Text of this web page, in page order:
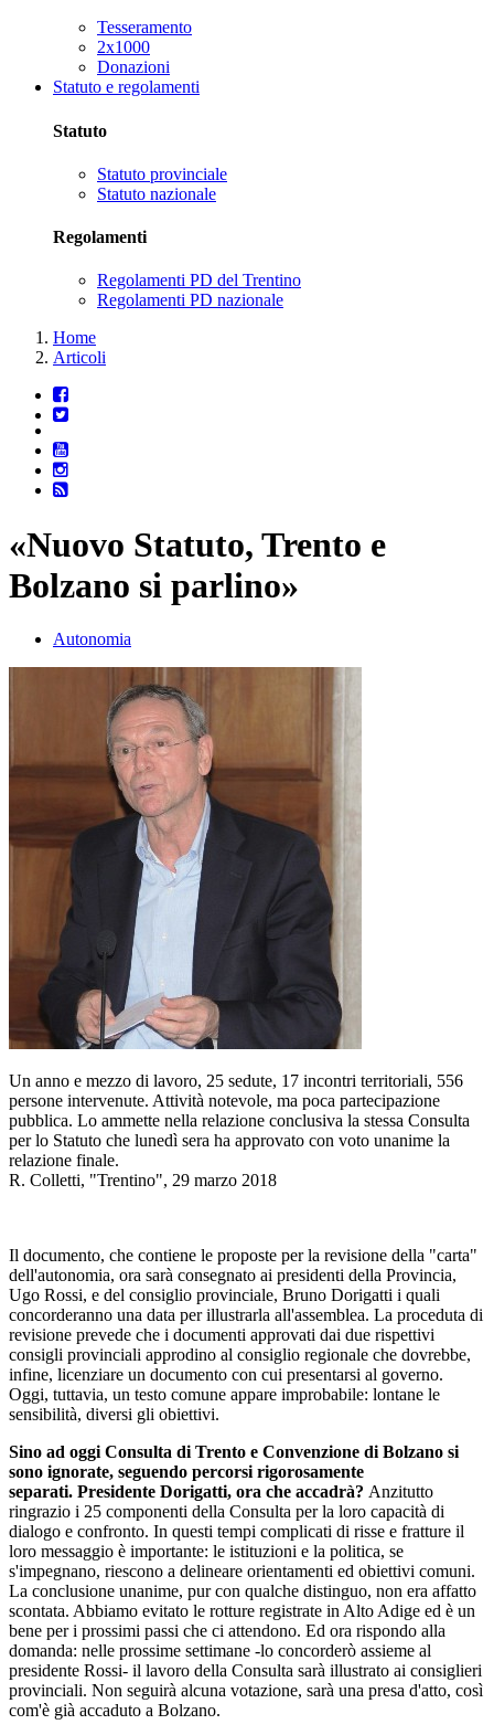
Tesseramento
2x1000
Donazioni
Statuto e regolamenti
Statuto
Statuto provinciale
Statuto nazionale
Regolamenti
Regolamenti PD del Trentino
Regolamenti PD nazionale
Home
Articoli
«Nuovo Statuto, Trento e
Bolzano si parlino»
Autonomia
Un anno e mezzo di lavoro, 25 sedute, 17 incontri territoriali, 556
persone intervenute. Attività notevole, ma poca partecipazione
pubblica. Lo ammette nella relazione conclusiva la stessa Consulta
per lo Statuto che lunedì sera ha approvato con voto unanime la
relazione finale.
R. Colletti, "Trentino", 29 marzo 2018
Il documento, che contiene le proposte per la revisione della "carta"
dell'autonomia, ora sarà consegnato ai presidenti della Provincia,
Ugo Rossi, e del consiglio provinciale, Bruno Dorigatti i quali
concorderanno una data per illustrarla all'assemblea. La proceduta di
revisione prevede che i documenti approvati dai due rispettivi
consigli provinciali approdino al consiglio regionale che dovrebbe,
infine, licenziare un documento con cui presentarsi al governo.
Oggi, tuttavia, un testo comune appare improbabile: lontane le
sensibilità, diversi gli obiettivi.
Sino ad oggi Consulta di Trento e Convenzione di Bolzano si
sono ignorate, seguendo percorsi rigorosamente
separati. Presidente Dorigatti, ora che accadrà? Anzitutto
ringrazio i 25 componenti della Consulta per la loro capacità di
dialogo e confronto. In questi tempi complicati di risse e fratture il
loro messaggio è importante: le istituzioni e la politica, se
s'impegnano, riescono a delineare orientamenti ed obiettivi comuni.
La conclusione unanime, pur con qualche distinguo, non era affatto
scontata. Abbiamo evitato le rotture registrate in Alto Adige ed è un
bene per i prossimi passi che ci attendono. Ed ora rispondo alla
domanda: nelle prossime settimane -lo concorderò assieme al
presidente Rossi- il lavoro della Consulta sarà illustrato ai consiglieri
provinciali. Non seguirà alcuna votazione, sarà una presa d'atto, così
com'è già accaduto a Bolzano.